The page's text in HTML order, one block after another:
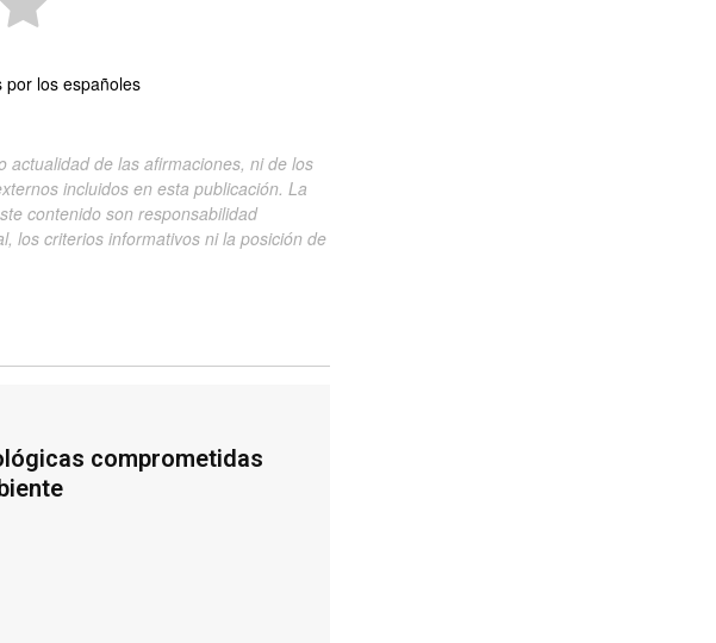
por los españoles
actualidad de las afirmaciones, ni de los
incluidos en esta publicación. La
contenido son responsabilidad
los criterios informativos ni la posición de
comprometidas